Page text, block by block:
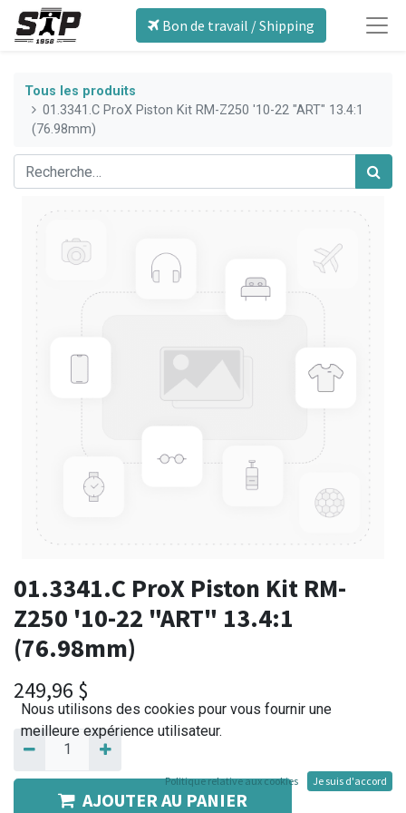
Bon de travail / Shipping
Tous les produits
01.3341.C ProX Piston Kit RM-Z250 '10-22 "ART" 13.4:1
(76.98mm)
01.3341.C ProX Piston Kit RM-
Z250 '10-22 "ART" 13.4:1
(76.98mm)
249,96 $
AJOUTER AU PANIER
Nous utilisons des cookies pour vous fournir une
meilleure expérience utilisateur.
Politique relative aux cookies Je suis d'accord